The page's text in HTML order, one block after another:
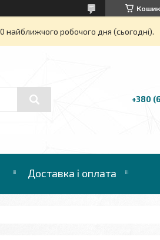
Кошик
найближчого робочого дня (сьогодні).
+380
Доставка і оплата